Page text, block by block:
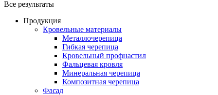
Все результаты
Продукция
Кровельные материалы
Металлочерепица
Гибкая черепица
Кровельный профнастил
Фальцевая кровля
Минеральная черепица
Композитная черепица
Фасад